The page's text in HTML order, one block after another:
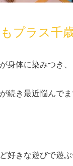
プラス千
身体に染みつき、
続き最近悩んでま
好きな遊びで遊ぶ